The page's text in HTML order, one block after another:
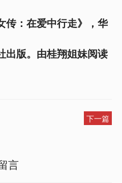
传：在爱中行走》，华
出版。由桂翔姐妹阅读
下一篇
言